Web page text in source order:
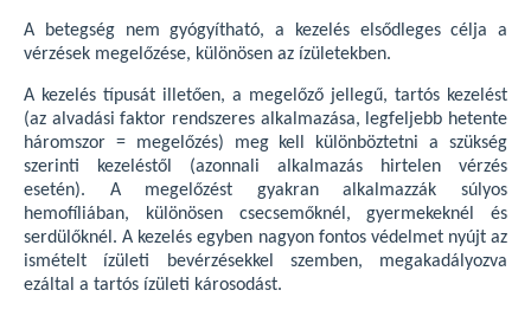
A betegség nem gyógyítható, a kezelés elsődleges célja a
vérzések megelőzése, különösen az ízületekben.
A kezelés típusát illetően, a megelőző jellegű, tartós kezelést
(az alvadási faktor rendszeres alkalmazása, legfeljebb hetente
háromszor = megelőzés) meg kell különböztetni a szükség
szerinti kezeléstől (azonnali alkalmazás hirtelen vérzés
esetén). A megelőzést gyakran alkalmazzák súlyos
hemofíliában, különösen csecsemőknél, gyermekeknél és
serdülőknél. A kezelés egyben nagyon fontos védelmet nyújt az
ismételt ízületi bevérzésekkel szemben, megakadályozva
ezáltal a tartós ízületi károsodást.